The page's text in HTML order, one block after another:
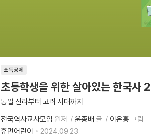
소득공제
초등학생을 위한 살아있는 한국사 2
통일 신라부터 고려 시대까지
전국역사교사모임 원저 윤종배 글 이은홍 그림
휴먼어린이
2024.09.23.